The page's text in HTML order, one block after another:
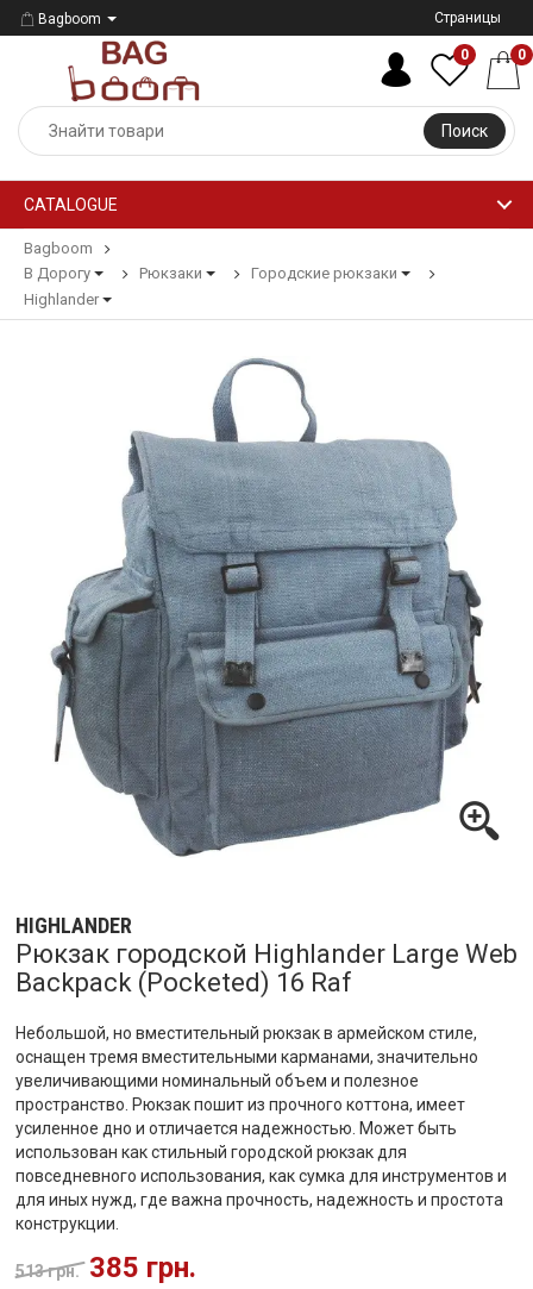
Bagboom Страницы
Поиск
0 0
CATALOGUE
Bagboom
В Дорогу
Рюкзаки
Городские рюкзаки
Highlander
HIGHLANDER
Рюкзак городской Highlander Large Web
Backpack (Pocketed) 16 Raf
Небольшой, но вместительный рюкзак в армейском стиле,
оснащен тремя вместительными карманами, значительно
увеличивающими номинальный объем и полезное
пространство. Рюкзак пошит из прочного коттона, имеет
усиленное дно и отличается надежностью. Может быть
использован как стильный городской рюкзак для
повседневного использования, как сумка для инструментов и
для иных нужд, где важна прочность, надежность и простота
конструкции.
513 грн. 385 грн.